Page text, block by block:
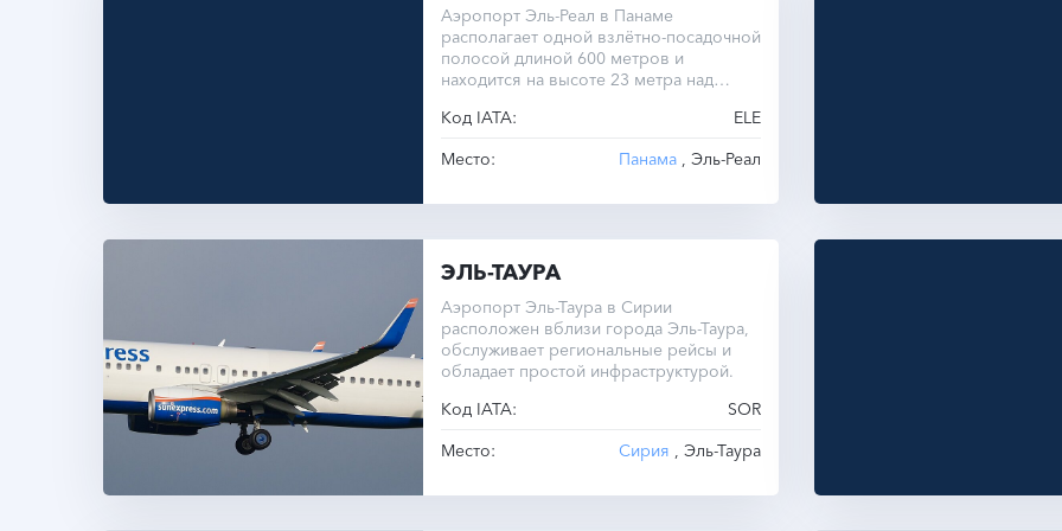
Аэропорт Эль-Реал в Панаме
располагает одной взлётно-посадочной
полосой длиной 600 метров и
находится на высоте 23 метра над
Код IATA:
ELE
Место:
Панама , Эль-Реал
ЭЛЬ-ТАУРА
Аэропорт Эль-Таура в Сирии
расположен вблизи города Эль-Таура,
обслуживает региональные рейсы и
обладает простой инфраструктурой.
Код IATA:
SOR
Место:
Сирия , Эль-Таура